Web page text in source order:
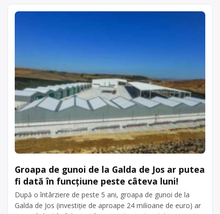
cabluri electrice, conductori și cablaje
colectare este în comuna Marginea,
sat Marginea, nr. […]
Centru de colectare
electrocasnice (DEEE) , în
județul Suceava
Marginea
Pomohaci
acum 6 ani
Trimite un mesaj
Groapa de gunoi de la Galda de Jos ar putea
fi dată în funcțiune peste câteva luni!
După o întârziere de peste 5 ani, groapa de gunoi de la
Galda de Jos (investiție de aproape 24 milioane de euro) ar